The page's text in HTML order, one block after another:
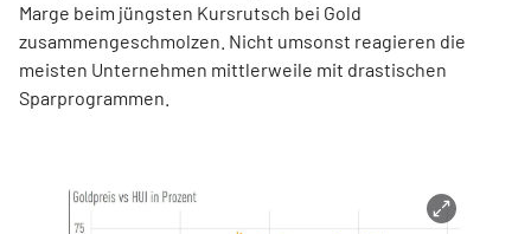
Marge beim jüngsten Kursrutsch bei Gold
zusammengeschmolzen. Nicht umsonst reagieren die
meisten Unternehmen mittlerweile mit drastischen
Sparprogrammen.